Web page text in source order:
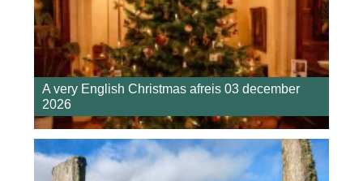
A very English Christmas afreis 03 december
2026